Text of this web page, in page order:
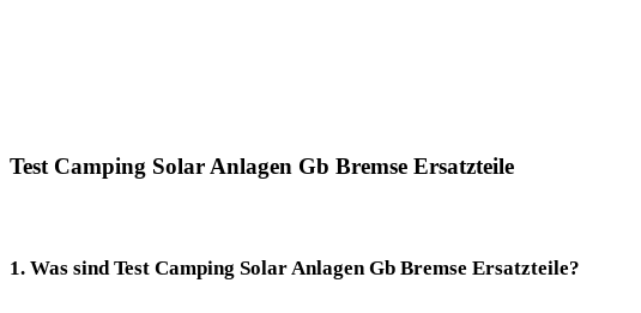
Test Camping Solar Anlagen Gb Bremse Ersatzteile
1. Was sind Test Camping Solar Anlagen Gb Bremse Ersatzteile?